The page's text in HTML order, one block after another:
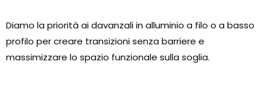
Diamo la priorità ai davanzali in alluminio a filo o a basso
profilo per creare transizioni senza barriere e
massimizzare lo spazio funzionale sulla soglia.